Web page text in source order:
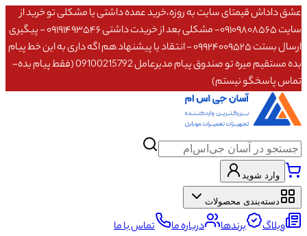
عشق داداش قیمتای سایت به روزه،خرید عمده داشتی یا مشکلی تو خرید از
سایت ۰۹۱۰۹۸۰۸۵۶۵- مشکلی بعد از خریدت داشتی ۰۹۱۹۱۴۹۳۵۴۶ - پیگیری
ارسال بستت ۰۹۹۲۴۰۰۹۵۲۵ - انتقاد یا پیشنهاد هم اگه داری به این خط پیام
بده مستقیم میره تو صندوق پیام مدیرعامل 09100215792 (فقط پیام بده-
تماس پاسخگو نیستم)
وارد شوید
دسته‌بندی محصولات
وبلاگ برندها درباره ما تماس با ما